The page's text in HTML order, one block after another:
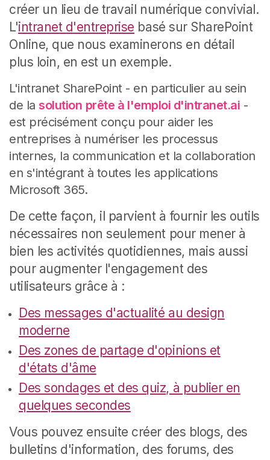
créer un lieu de travail numérique convivial.
L'intranet d'entreprise basé sur SharePoint
Online, que nous examinerons en détail
plus loin, en est un exemple.
L'intranet SharePoint - en particulier au sein
de la solution prête à l'emploi d'intranet.ai -
est précisément conçu pour aider les
entreprises à numériser les processus
internes, la communication et la collaboration
en s'intégrant à toutes les applications
Microsoft 365.
De cette façon, il parvient à fournir les outils
nécessaires non seulement pour mener à
bien les activités quotidiennes, mais aussi
pour augmenter l'engagement des
utilisateurs grâce à :
Des messages d'actualité au design
moderne
Des zones de partage d'opinions et
d'états d'âme
Des sondages et des quiz, à publier en
quelques secondes
Vous pouvez ensuite créer des blogs, des
bulletins d'information, des forums, des